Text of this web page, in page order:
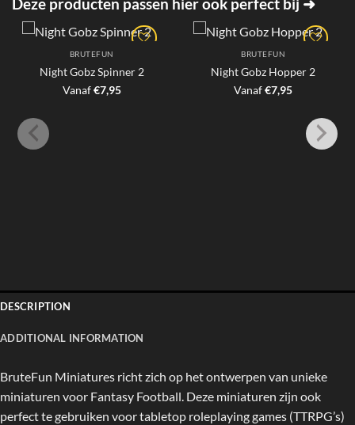
Deze producten passen hier ook perfect bij ➜
BRUTEFUN
Night Gobz Spinner 2
Vanaf€7,95
BRUTEFUN
Night Gobz Hopper 2
Vanaf€7,95
DESCRIPTION
ADDITIONAL INFORMATION
BruteFun Miniatures richt zich op het ontwerpen van unieke
miniaturen voor Fantasy Football. Deze miniaturen zijn ook
perfect te gebruiken voor tabletop roleplaying games (TTRPG’s)